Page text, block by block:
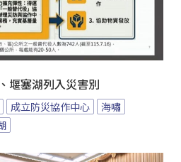
堰塞湖列入災害別
成立防災協作中心
海嘯